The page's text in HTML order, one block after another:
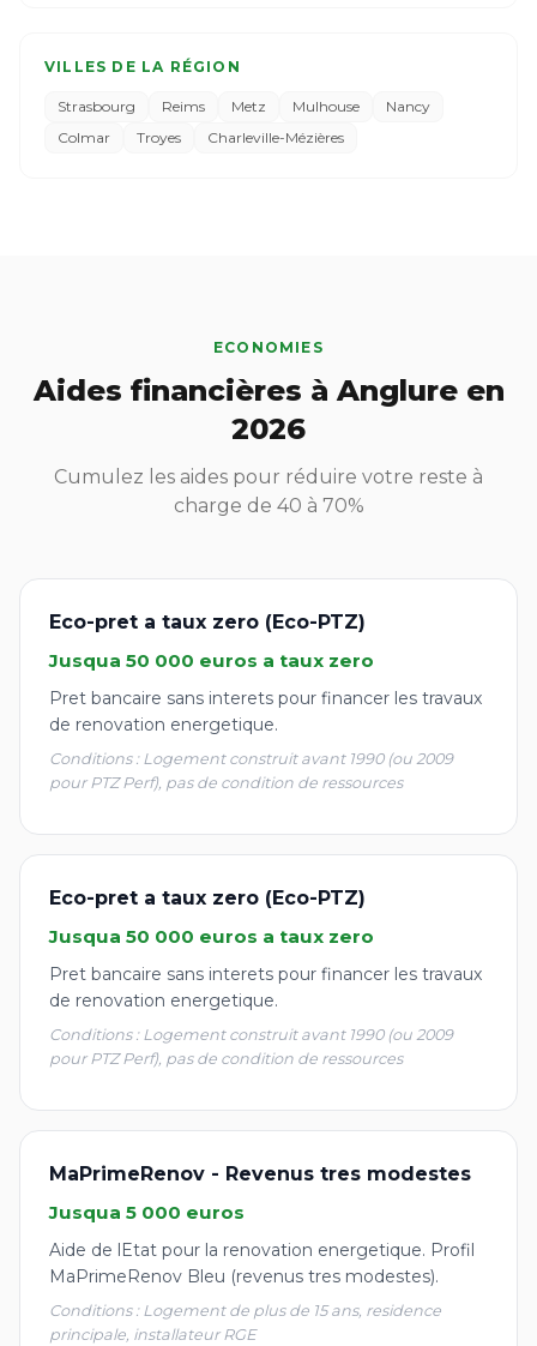
VILLES DE LA RÉGION
Strasbourg Reims Metz Mulhouse
Nancy
Colmar
Troyes Charleville-Mézières
ECONOMIES
Aides financières à Anglure en
2026
Cumulez les aides pour réduire votre reste à
charge de 40 à 70%
Eco-pret a taux zero (Eco-PTZ)
Jusqua 50 000 euros a taux zero
Pret bancaire sans interets pour financer les travaux
de renovation energetique.
Conditions : Logement construit avant 1990 (ou 2009
pour PTZ Perf), pas de condition de ressources
Eco-pret a taux zero (Eco-PTZ)
Jusqua 50 000 euros a taux zero
Pret bancaire sans interets pour financer les travaux
de renovation energetique.
Conditions : Logement construit avant 1990 (ou 2009
pour PTZ Perf), pas de condition de ressources
MaPrimeRenov - Revenus tres modestes
Jusqua 5 000 euros
Aide de lEtat pour la renovation energetique. Profil
MaPrimeRenov Bleu (revenus tres modestes).
Conditions : Logement de plus de 15 ans, residence
principale, installateur RGE